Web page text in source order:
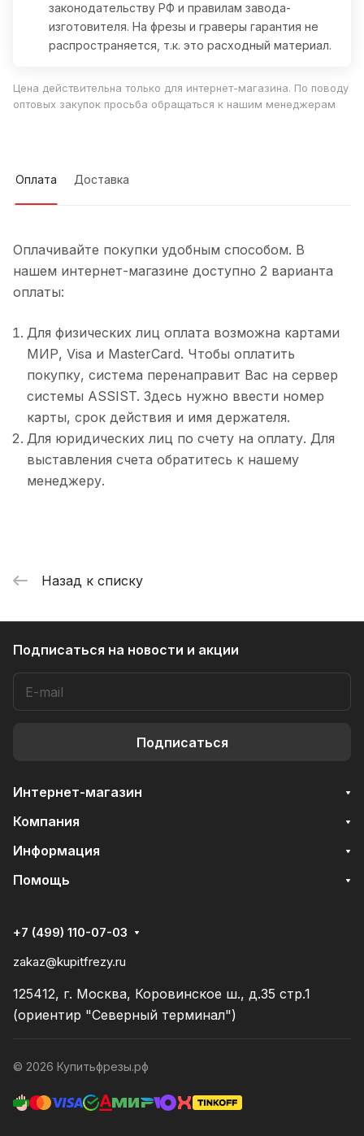
законодательству РФ и правилам завода-
изготовителя. На фрезы и граверы гарантия не
распространяется, т.к. это расходный материал.
Цена действительна только для интернет-магазина. По поводу
оптовых закупок просьба обращаться к нашим менеджерам
Оплата Доставка
Оплачивайте покупки удобным способом. В
нашем интернет-магазине доступно 2 варианта
оплаты:
Для физических лиц оплата возможна картами
МИР, Visa и MasterCard. Чтобы оплатить
покупку, система перенаправит Вас на сервер
системы ASSIST. Здесь нужно ввести номер
карты, срок действия и имя держателя.
Для юридических лиц по счету на оплату. Для
выставления счета обратитесь к нашему
менеджеру.
Назад к списку
Подписаться на новости и акции
Подписаться
Интернет-магазин
Компания
Информация
Помощь
+7 (499) 110-07-03
zakaz@kupitfrezy.ru
125412, г. Москва, Коровинское ш., д.35 стр.1
(ориентир "Северный терминал")
© 2026 Купитьфрезы.рф